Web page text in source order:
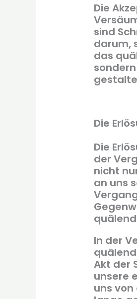
Die
sind
darum,
das
Die
Die
der
nicht
an uns
In der
Akt der
unsere
uns